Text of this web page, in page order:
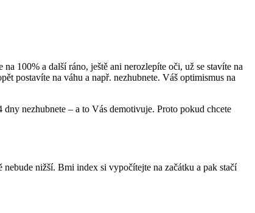
100% a další ráno, ještě ani nerozlepíte oči, už se stavíte na
postavíte na váhu a např. nezhubnete. Váš optimismus na
nezhubnete – a to Vás demotivuje. Proto pokud chcete
nižší. Bmi index si vypočítejte na začátku a pak stačí